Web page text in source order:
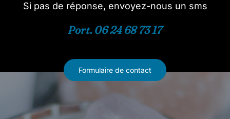
Si pas de réponse, envoyez-nous un sms
Port. 06 24 68 73 17
Formulaire de contact